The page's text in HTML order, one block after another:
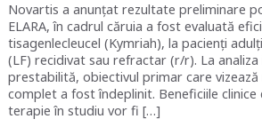
Novartis a anunțat rezultate preliminare
ELARA, în cadrul căruia a fost evaluată
tisagenlecleucel (Kymriah), la pacienți
(LF) recidivat sau refractar (r/r). La
prestabilită, obiectivul primar care
complet a fost îndeplinit. Beneficiile
terapie în studiu vor fi […]